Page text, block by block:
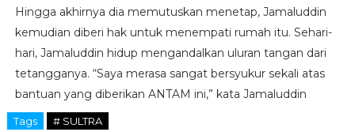
Hingga akhirnya dia memutuskan menetap, Jamaluddin
kemudian diberi hak untuk menempati rumah itu. Sehari-
hari, Jamaluddin hidup mengandalkan uluran tangan dari
tetangganya. “Saya merasa sangat bersyukur sekali atas
bantuan yang diberikan ANTAM ini,” kata Jamaluddin
Tags # SULTRA